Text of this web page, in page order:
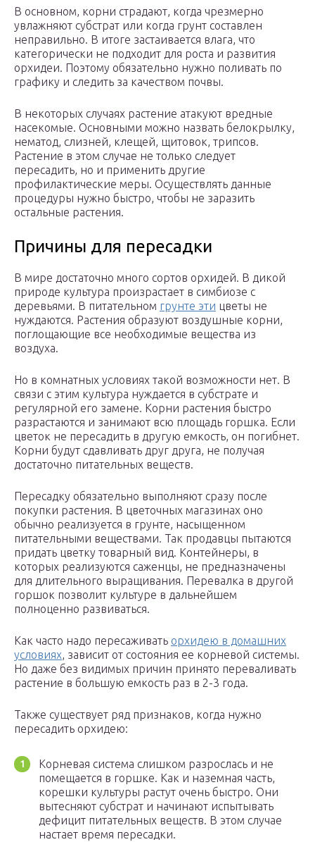
В основном, корни страдают, когда чрезмерно
увлажняют субстрат или когда грунт составлен
неправильно. В итоге застаивается влага, что
категорически не подходит для роста и развития
орхидеи. Поэтому обязательно нужно поливать по
графику и следить за качеством почвы.
В некоторых случаях растение атакуют вредные
насекомые. Основными можно назвать белокрылку,
нематод, слизней, клещей, щитовок, трипсов.
Растение в этом случае не только следует
пересадить, но и применить другие
профилактические меры. Осуществлять данные
процедуры нужно быстро, чтобы не заразить
остальные растения.
Причины для пересадки
В мире достаточно много сортов орхидей. В дикой
природе культура произрастает в симбиозе с
деревьями. В питательном грунте эти цветы не
нуждаются. Растения образуют воздушные корни,
поглощающие все необходимые вещества из
воздуха.
Но в комнатных условиях такой возможности нет. В
связи с этим культура нуждается в субстрате и
регулярной его замене. Корни растения быстро
разрастаются и занимают всю площадь горшка. Если
цветок не пересадить в другую емкость, он погибнет.
Корни будут сдавливать друг друга, не получая
достаточно питательных веществ.
Пересадку обязательно выполняют сразу после
покупки растения. В цветочных магазинах оно
обычно реализуется в грунте, насыщенном
питательными веществами. Так продавцы пытаются
придать цветку товарный вид. Контейнеры, в
которых реализуются саженцы, не предназначены
для длительного выращивания. Перевалка в другой
горшок позволит культуре в дальнейшем
полноценно развиваться.
Как часто надо пересаживать орхидею в домашних
условиях, зависит от состояния ее корневой системы.
Но даже без видимых причин принято переваливать
растение в большую емкость раз в 2-3 года.
Также существует ряд признаков, когда нужно
пересадить орхидею:
Корневая система слишком разрослась и не
помещается в горшке. Как и наземная часть,
корешки культуры растут очень быстро. Они
вытесняют субстрат и начинают испытывать
дефицит питательных веществ. В этом случае
настает время пересадки.